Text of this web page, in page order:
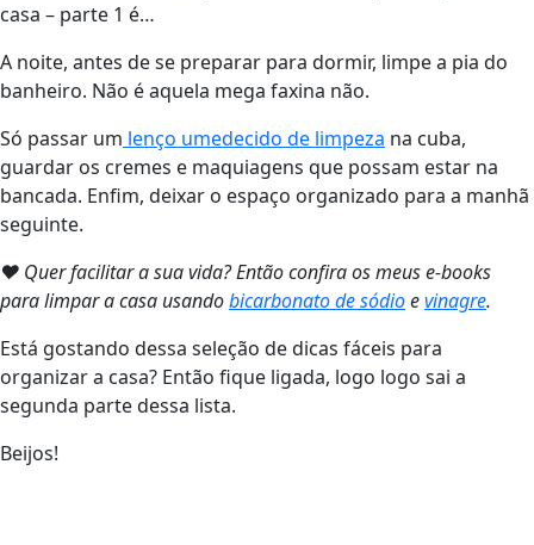
casa – parte 1 é…
A noite, antes de se preparar para dormir, limpe a pia do
banheiro. Não é aquela mega faxina não.
Só passar um lenço umedecido de limpeza na cuba,
guardar os cremes e maquiagens que possam estar na
bancada. Enfim, deixar o espaço organizado para a manhã
seguinte.
❤ Quer facilitar a sua vida? Então confira os meus e-books
para limpar a casa usandobicarbonato de sódioevinagre.
Está gostando dessa seleção de dicas fáceis para
organizar a casa? Então fique ligada, logo logo sai a
segunda parte dessa lista.
Beijos!